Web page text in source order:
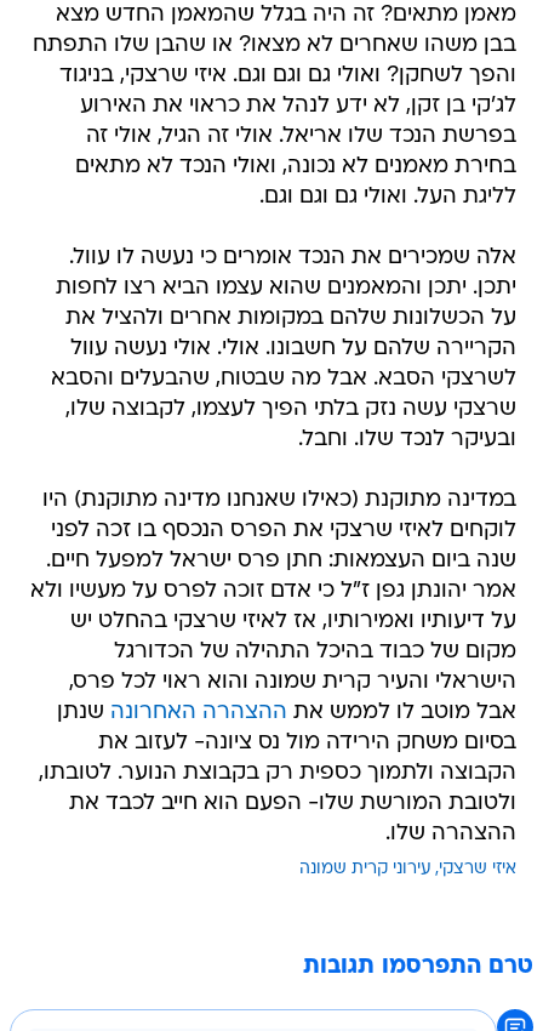
מאמן מתאים? זה היה בגלל שהמאמן החדש מצא
בבן משהו שאחרים לא מצאו? או שהבן שלו התפתח
והפך לשחקן? ואולי גם וגם וגם. איזי שרצקי, בניגוד
לג'קי בן זקן, לא ידע לנהל את כראוי את האירוע
בפרשת הנכד שלו אריאל. אולי זה הגיל, אולי זה
בחירת מאמנים לא נכונה, ואולי הנכד לא מתאים
לליגת העל. ואולי גם וגם וגם.
אלה שמכירים את הנכד אומרים כי נעשה לו עוול.
יתכן. יתכן והמאמנים שהוא עצמו הביא רצו לחפות
על הכשלונות שלהם במקומות אחרים ולהציל את
הקריירה שלהם על חשבונו. אולי. אולי נעשה עוול
לשרצקי הסבא. אבל מה שבטוח, שהבעלים והסבא
שרצקי עשה נזק בלתי הפיך לעצמו, לקבוצה שלו,
ובעיקר לנכד שלו. וחבל.
במדינה מתוקנת (כאילו שאנחנו מדינה מתוקנת) היו
לוקחים לאיזי שרצקי את הפרס הנכסף בו זכה לפני
שנה ביום העצמאות: חתן פרס ישראל למפעל חיים.
אמר יהונתן גפן ז"ל כי אדם זוכה לפרס על מעשיו ולא
על דיעותיו ואמירותיו, אז לאיזי שרצקי בהחלט יש
מקום של כבוד בהיכל התהילה של הכדורגל
הישראלי והעיר קרית שמונה והוא ראוי לכל פרס,
אבל מוטב לו לממש את ההצהרה האחרונה שנתן
בסיום משחק הירידה מול נס ציונה- לעזוב את
הקבוצה ולתמוך כספית רק בקבוצת הנוער. לטובתו,
ולטובת המורשת שלו- הפעם הוא חייב לכבד את
ההצהרה שלו.
איזי שרצקי עירוני קרית שמונה
טרם התפרסמו תגובות